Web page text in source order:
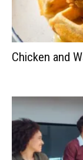
Chicken and